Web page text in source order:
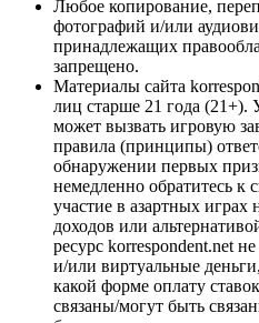
Любое копирование,
фотографий и/или
принадлежащих
запрещено.
Материалы сайта
лиц старше 21 года (21+).
может вызвать игровую
правила (принципы)
обнаружении первых
немедленно обратитесь к
участие в азартных играх
доходов или
ресурс korrespondent.net
и/или виртуальные
какой форме оплату
связаны/могут быть